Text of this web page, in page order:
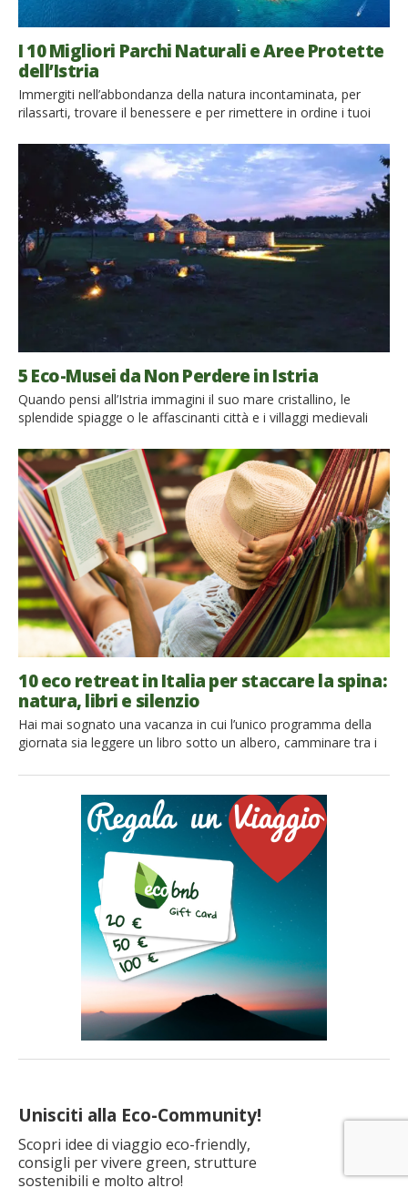
Unisciti alla Eco-Community!
Scopri idee di viaggio eco-friendly,
consigli per vivere green, strutture
sostenibili e molto altro!
I 10 Migliori Parchi Naturali e Aree Protette
dell’Istria
Immergiti nell’abbondanza della natura incontaminata, per
rilassarti, trovare il benessere e per rimettere in ordine i tuoi
si trovano. L’Istria sta compiendo grandi sforzi per diventare la
regione più sostenibile della Croazia. Non sorprende che ci
siano più di 67 aree della rete ecologica Natura 2000, […]
5 Eco-Musei da Non Perdere in Istria
Quando pensi all’Istria immagini il suo mare cristallino, le
splendide spiagge o le affascinanti città e i villaggi medievali
incredibili eco-musei per viaggiatori sostenibili che cercano
esperienze in armonia con la natura, a contatto con le
comunità locali. Gli eco-musei dell’Istria ti immergono
nella cultura del luogo. Questo ti permette di […]
10 eco retreat in Italia per staccare la spina:
natura, libri e silenzio
Hai mai sognato una vacanza in cui l’unico programma della
giornata sia leggere un libro sotto un albero, camminare tra i
siamo sempre connessi e impegnati, concedersi qualche
giorno immersi nella natura può diventare un piccolo gesto
rivoluzionario. Un eco retreat è proprio […]